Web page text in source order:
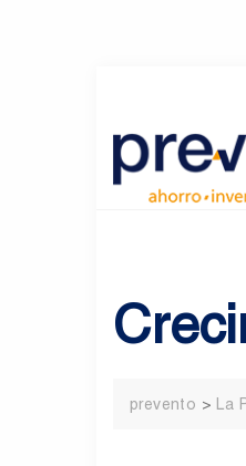
content
prevento > La